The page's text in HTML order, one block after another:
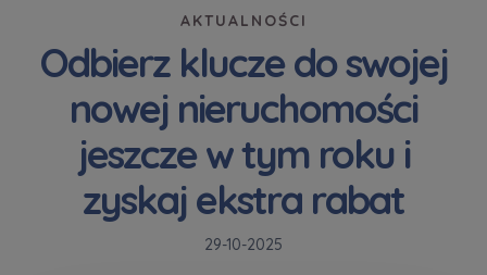
AKTUALNOŚCI
Odbierz klucze do swojej
nowej nieruchomości
jeszcze w tym roku i
zyskaj ekstra rabat
29-10-2025
W jakiej sprawie się kontaktujesz
Ulubione
апартаментів інвестиційних у вибраному місті.
Оберіть місто
Оберіть місто
Ім’я та прізвище
E-mail
E-mail